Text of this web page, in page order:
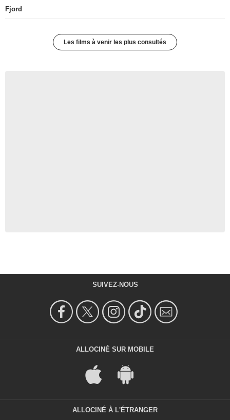
Fjord
Les films à venir les plus consultés
SUIVEZ-NOUS
ALLOCINÉ SUR MOBILE
ALLOCINÉ À L'ÉTRANGER